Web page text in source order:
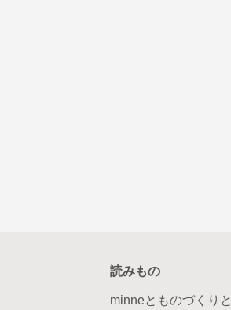
読みもの
minneとものづくりと